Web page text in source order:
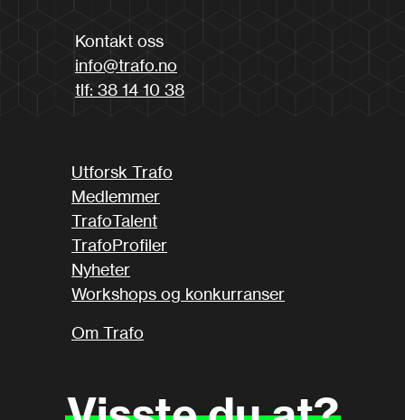
Kontakt oss
info@trafo.no
tlf: 38 14 10 38
Utforsk Trafo
Medlemmer
TrafoTalent
TrafoProfiler
Nyheter
Workshops og konkurranser
Om Trafo